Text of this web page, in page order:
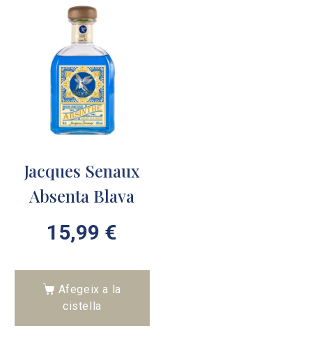
Jacques Senaux
Absenta Blava
15,99 €
Afegeix a la
cistella